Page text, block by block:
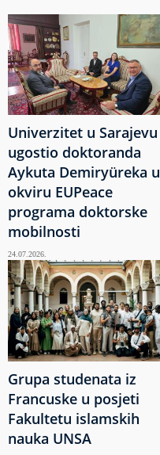
Univerzitet u Sarajevu
ugostio doktoranda
Aykuta Demiryüreka u
okviru EUPeace
programa doktorske
mobilnosti
24.07.2026.
Grupa studenata iz
Francuske u posjeti
Fakultetu islamskih
nauka UNSA